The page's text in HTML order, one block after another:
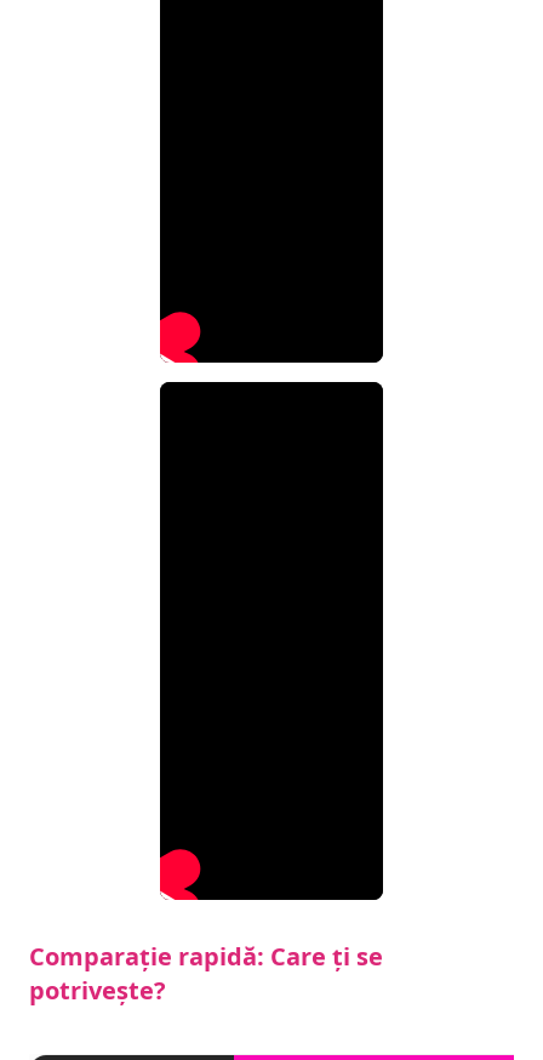
Comparație rapidă: Care ți se
potrivește?